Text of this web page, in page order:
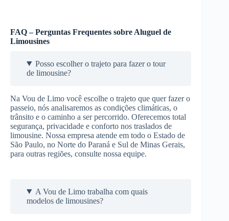
FAQ – Perguntas Frequentes sobre Aluguel de
Limousines
Posso escolher o trajeto para fazer o tour
de limousine?
Na Vou de Limo você escolhe o trajeto que quer fazer o
passeio, nós analisaremos as condições climáticas, o
trânsito e o caminho a ser percorrido. Oferecemos total
segurança, privacidade e conforto nos traslados de
limousine. Nossa empresa atende em todo o Estado de
São Paulo, no Norte do Paraná e Sul de Minas Gerais,
para outras regiões, consulte nossa equipe.
A Vou de Limo trabalha com quais
modelos de limousines?